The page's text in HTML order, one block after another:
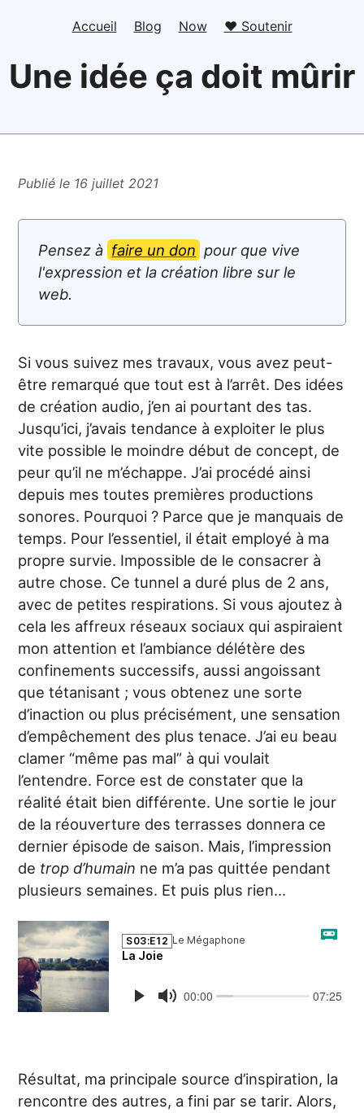
Accueil Blog Now ❤️ Soutenir
Une idée ça doit mûrir
Publié le 16 juillet 2021
Pensez à faire un don pour que vive
l'expression et la création libre sur le
web.
Si vous suivez mes travaux, vous avez peut-
être remarqué que tout est à l’arrêt. Des idées
de création audio, j’en ai pourtant des tas.
Jusqu’ici, j’avais tendance à exploiter le plus
vite possible le moindre début de concept, de
peur qu’il ne m’échappe. J’ai procédé ainsi
depuis mes toutes premières productions
sonores. Pourquoi ? Parce que je manquais de
temps. Pour l’essentiel, il était employé à ma
propre survie. Impossible de le consacrer à
autre chose. Ce tunnel a duré plus de 2 ans,
avec de petites respirations. Si vous ajoutez à
cela les affreux réseaux sociaux qui aspiraient
mon attention et l’ambiance délétère des
confinements successifs, aussi angoissant
que tétanisant ; vous obtenez une sorte
d’inaction ou plus précisément, une sensation
d’empêchement des plus tenace. J’ai eu beau
clamer “même pas mal” à qui voulait
l’entendre. Force est de constater que la
réalité était bien différente. Une sortie le jour
de la réouverture des terrasses donnera ce
dernier épisode de saison. Mais, l’impression
de trop d’humain ne m’a pas quittée pendant
plusieurs semaines. Et puis plus rien…
Résultat, ma principale source d’inspiration, la
rencontre des autres, a fini par se tarir. Alors,